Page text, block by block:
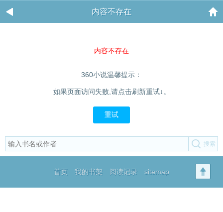
内容不存在
内容不存在
360小说温馨提示：
如果页面访问失败,请点击刷新重试↓。
重试
首页 我的书架 阅读记录 sitemap